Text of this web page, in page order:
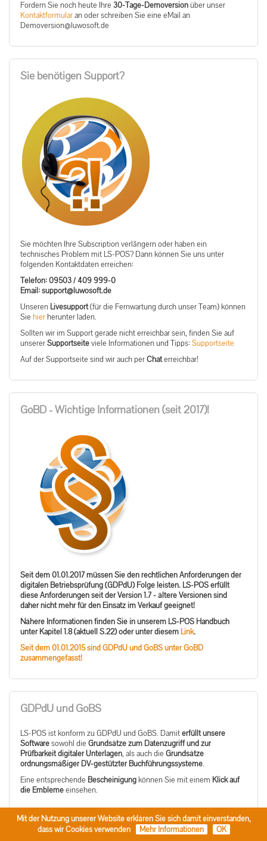
Mit der Nutzung unserer Website erklären Sie sich damit einverstanden,
dass wir Cookies verwenden
Mehr Informationen OK
Fordern Sie noch heute Ihre 30-Tage-Demoversionüber unser
Kontaktformularan oder schreiben Sie eine eMail an
ed.tfosowul@noisrevomeD
Sie benötigen Support?
Sie möchten Ihre Subscription verlängern oder haben ein
technisches Problem mit LS-POS? Dann können Sie uns unter
folgenden Kontaktdaten erreichen:
Telefon: 09503 / 409 999-0
ed.tfosowul@troppus :liamE
Unseren Livesupport(für die Fernwartung durch unser Team) können
Sie hierherunter laden.
Sollten wir im Support gerade nicht erreichbar sein, finden Sie auf
unsererSupportseiteviele Informationen und Tipps: Supportseite
Auf der Supportseite sind wir auch perChaterreichbar!
GoBD - Wichtige Informationen (seit 2017)!
Seit dem 01.01.2017 müssen Sie den rechtlichen Anforderungen der
digitalen Betriebsprüfung (GDPdU) Folge leisten. LS-POS erfüllt
diese Anforderungen seit der Version 1.7 - ältere Versionen sind
daher nicht mehr für den Einsatz im Verkauf geeignet!
Nähere Informationen finden Sie in unserem LS-POS Handbuch
unter Kapitel 1.8 (aktuell S.22) oder unter diesem Link.
Seit dem 01.01.2015 sind GDPdU und GoBS unter GoBD
zusammengefasst!
GDPdU und GoBS
LS-POS ist konform zu GDPdU und GoBS. Damiterfüllt unsere
Softwaresowohl die Grundsätze zum Datenzugriff und zur
Prüfbarkeit digitaler Unterlagen, als auch die Grundsätze
ordnungsmäßiger DV-gestützter Buchführungssysteme.
Eine entsprechende Bescheinigungkönnen Sie mit einem Klick auf
die Emblemeeinsehen.